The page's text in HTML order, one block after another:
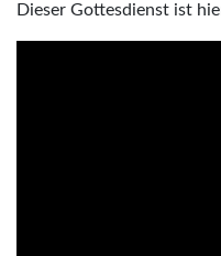
Dieser Gottesdienst ist